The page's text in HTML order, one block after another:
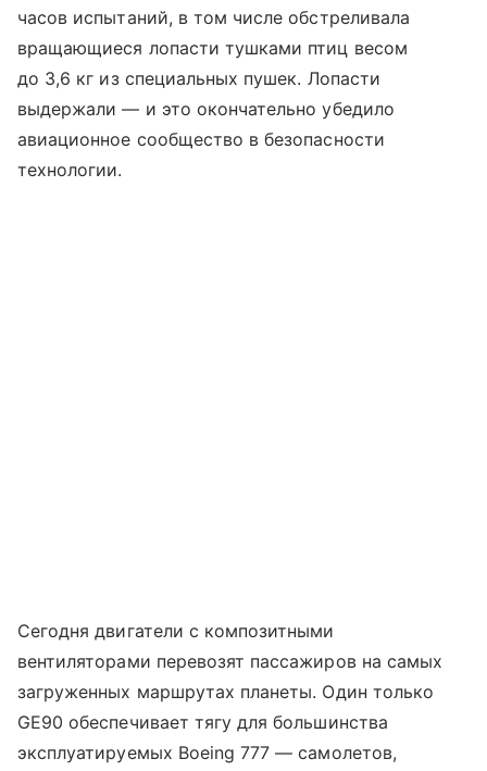
часов испытаний, в том числе обстреливала
вращающиеся лопасти тушками птиц весом
до 3,6 кг из специальных пушек. Лопасти
выдержали — и это окончательно убедило
авиационное сообщество в безопасности
технологии.
Сегодня двигатели с композитными
вентиляторами перевозят пассажиров на самых
загруженных маршрутах планеты. Один только
GE90 обеспечивает тягу для большинства
эксплуатируемых Boeing 777 — самолетов,